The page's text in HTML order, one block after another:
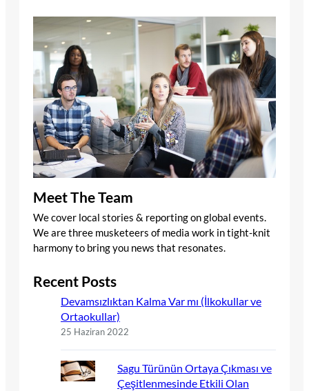
Meet The Team
We cover local stories & reporting on global events.
We are three musketeers of media work in tight-knit
harmony to bring you news that resonates.
Recent Posts
Devamsızlıktan Kalma Var mı (İlkokullar ve
Ortaokullar)
25 Haziran 2022
Sagu Türünün Ortaya Çıkması ve
Çeşitlenmesinde Etkili Olan